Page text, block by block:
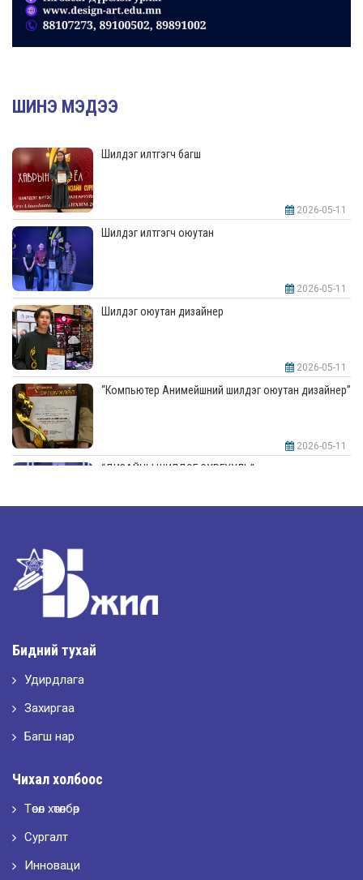
ШИНЭ МЭДЭЭ
Шилдэг илтгэгч багш
2026-05-11
Шилдэг илтгэгч оюутан
2026-05-11
Шилдэг оюутан дизайнер
2026-05-11
“Компьютер Анимейшний шилдэг оюутан дизайнер”
2026-05-11
“ДИЗАЙНЫ ШИЛДЭГ СУРГУУЛЬ”-аар шалгарлаа
“ХҮСЛЭН 2026” хувцас загварын улсын уралдаан,
Бидний тухай
Удирдлага
Захиргаа
Багш нар
Чихал холбоос
Төсөл хөтөлбөр
Сургалт
Инноваци